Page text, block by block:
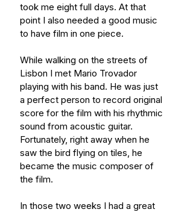
took me eight full days. At that
point I also needed a good music
to have film in one piece.
While walking on the streets of
Lisbon I met Mario Trovador
playing with his band. He was just
a perfect person to record original
score for the film with his rhythmic
sound from acoustic guitar.
Fortunately, right away when he
saw the bird flying on tiles, he
became the music composer of
the film.
In those two weeks I had a great